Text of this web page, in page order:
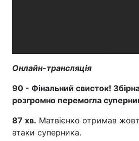
Онлайн-трансляція
90 - Фінальний свисток!
розгромно перемогла
87 хв. Матвієнко отримав
атаки суперника.